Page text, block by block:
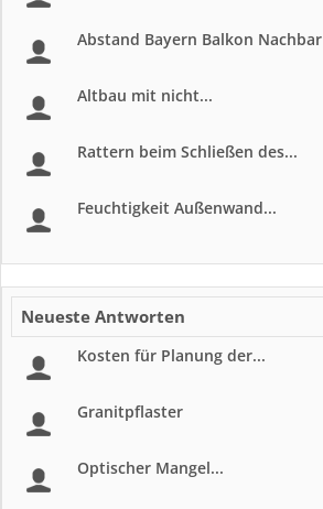
Abstand Bayern Balkon Nachbar
Altbau mit nicht...
Rattern beim Schließen des...
Feuchtigkeit Außenwand...
Neueste Antworten
Kosten für Planung der...
Granitpflaster
Optischer Mangel...